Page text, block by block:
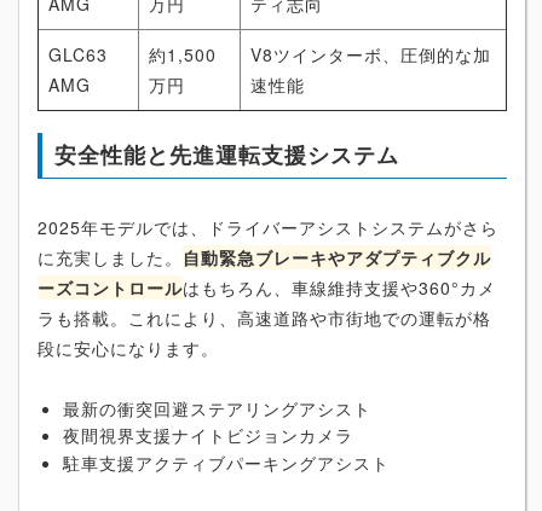
GLC63
AMG
約1,500
万円
V8ツインターボ、圧倒的な加
速性能
安全性能と先進運転支援システム
2025年モデルでは、ドライバーアシストシステムがさら
に充実しました。 自動緊急ブレーキやアダプティブクル
ーズコントロールはもちろん、車線維持支援や360°カメ
ラも搭載。これにより、高速道路や市街地での運転が格
段に安心になります。
最新の衝突回避ステアリングアシスト
夜間視界支援ナイトビジョンカメラ
駐車支援アクティブパーキングアシスト